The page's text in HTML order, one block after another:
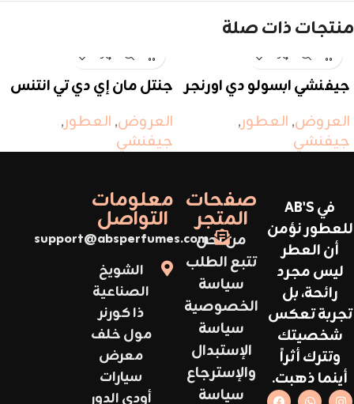
منتجات ذات صلة
جيفنشي ابسولو دي اورنجر
العروض, العطور,
جيفنشي
جنتل مان إي دي تي انتنس
العروض, العطور,
جيفنشي
في AB'S
للعطور نؤمن
أن العطر
ليس مجرد
رائحة، بل
تجربة تعكس
شخصيتك
وتترك أثراً
أينما ذهبت.
صفحات
المتجر
من نحن
تتبع الطلب
سياسة
الخصوصية
سياسة
الإستبدال
والإسترجاع
سياسة
معلومات
التواصل
support@absperfumes.com
الشويخ
الصناعية
ذا كورنر
مول خلف
معرض
سيارات
أودي الدور